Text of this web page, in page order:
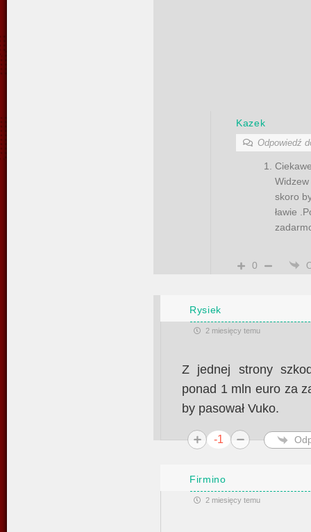
Kazek
Odpowiedź
skoro
ławie
0
Rysiek
2 miesięcy temu
Z jednej strony
ponad 1 mln euro za
by pasował Vuko.
-1
Firmino
2 miesięcy temu